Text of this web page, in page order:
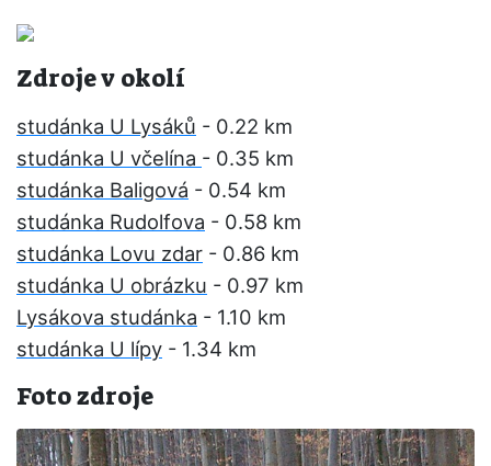
Zdroje v okolí
studánka U Lysáků - 0.22 km
studánka U včelína - 0.35 km
studánka Baligová - 0.54 km
studánka Rudolfova - 0.58 km
studánka Lovu zdar - 0.86 km
studánka U obrázku - 0.97 km
Lysákova studánka - 1.10 km
studánka U lípy - 1.34 km
Foto zdroje